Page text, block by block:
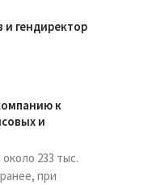
и гендиректор
к
и
233 тыс.
при